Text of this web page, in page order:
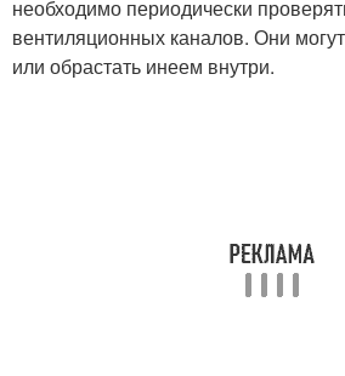
необходимо периодически
вентиляционных каналов. Они
или обрастать инеем внутри.